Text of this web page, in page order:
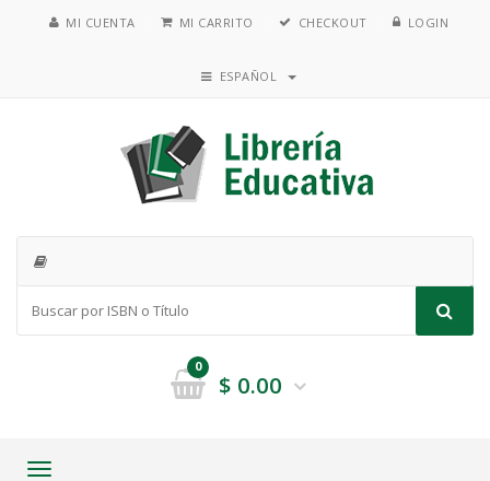
MI CUENTA MI CARRITO CHECKOUT LOGIN
ESPAÑOL
0
$ 0.00
Toggle